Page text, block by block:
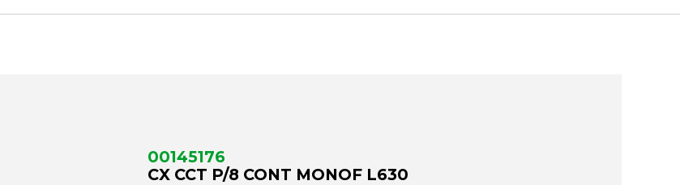
00145176
CX CCT P/8 CONT MONOF L630